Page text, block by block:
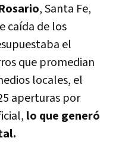
, Santa Fe,
caída de los
el
que promedian
locales, el
aperturas por
lo que generó